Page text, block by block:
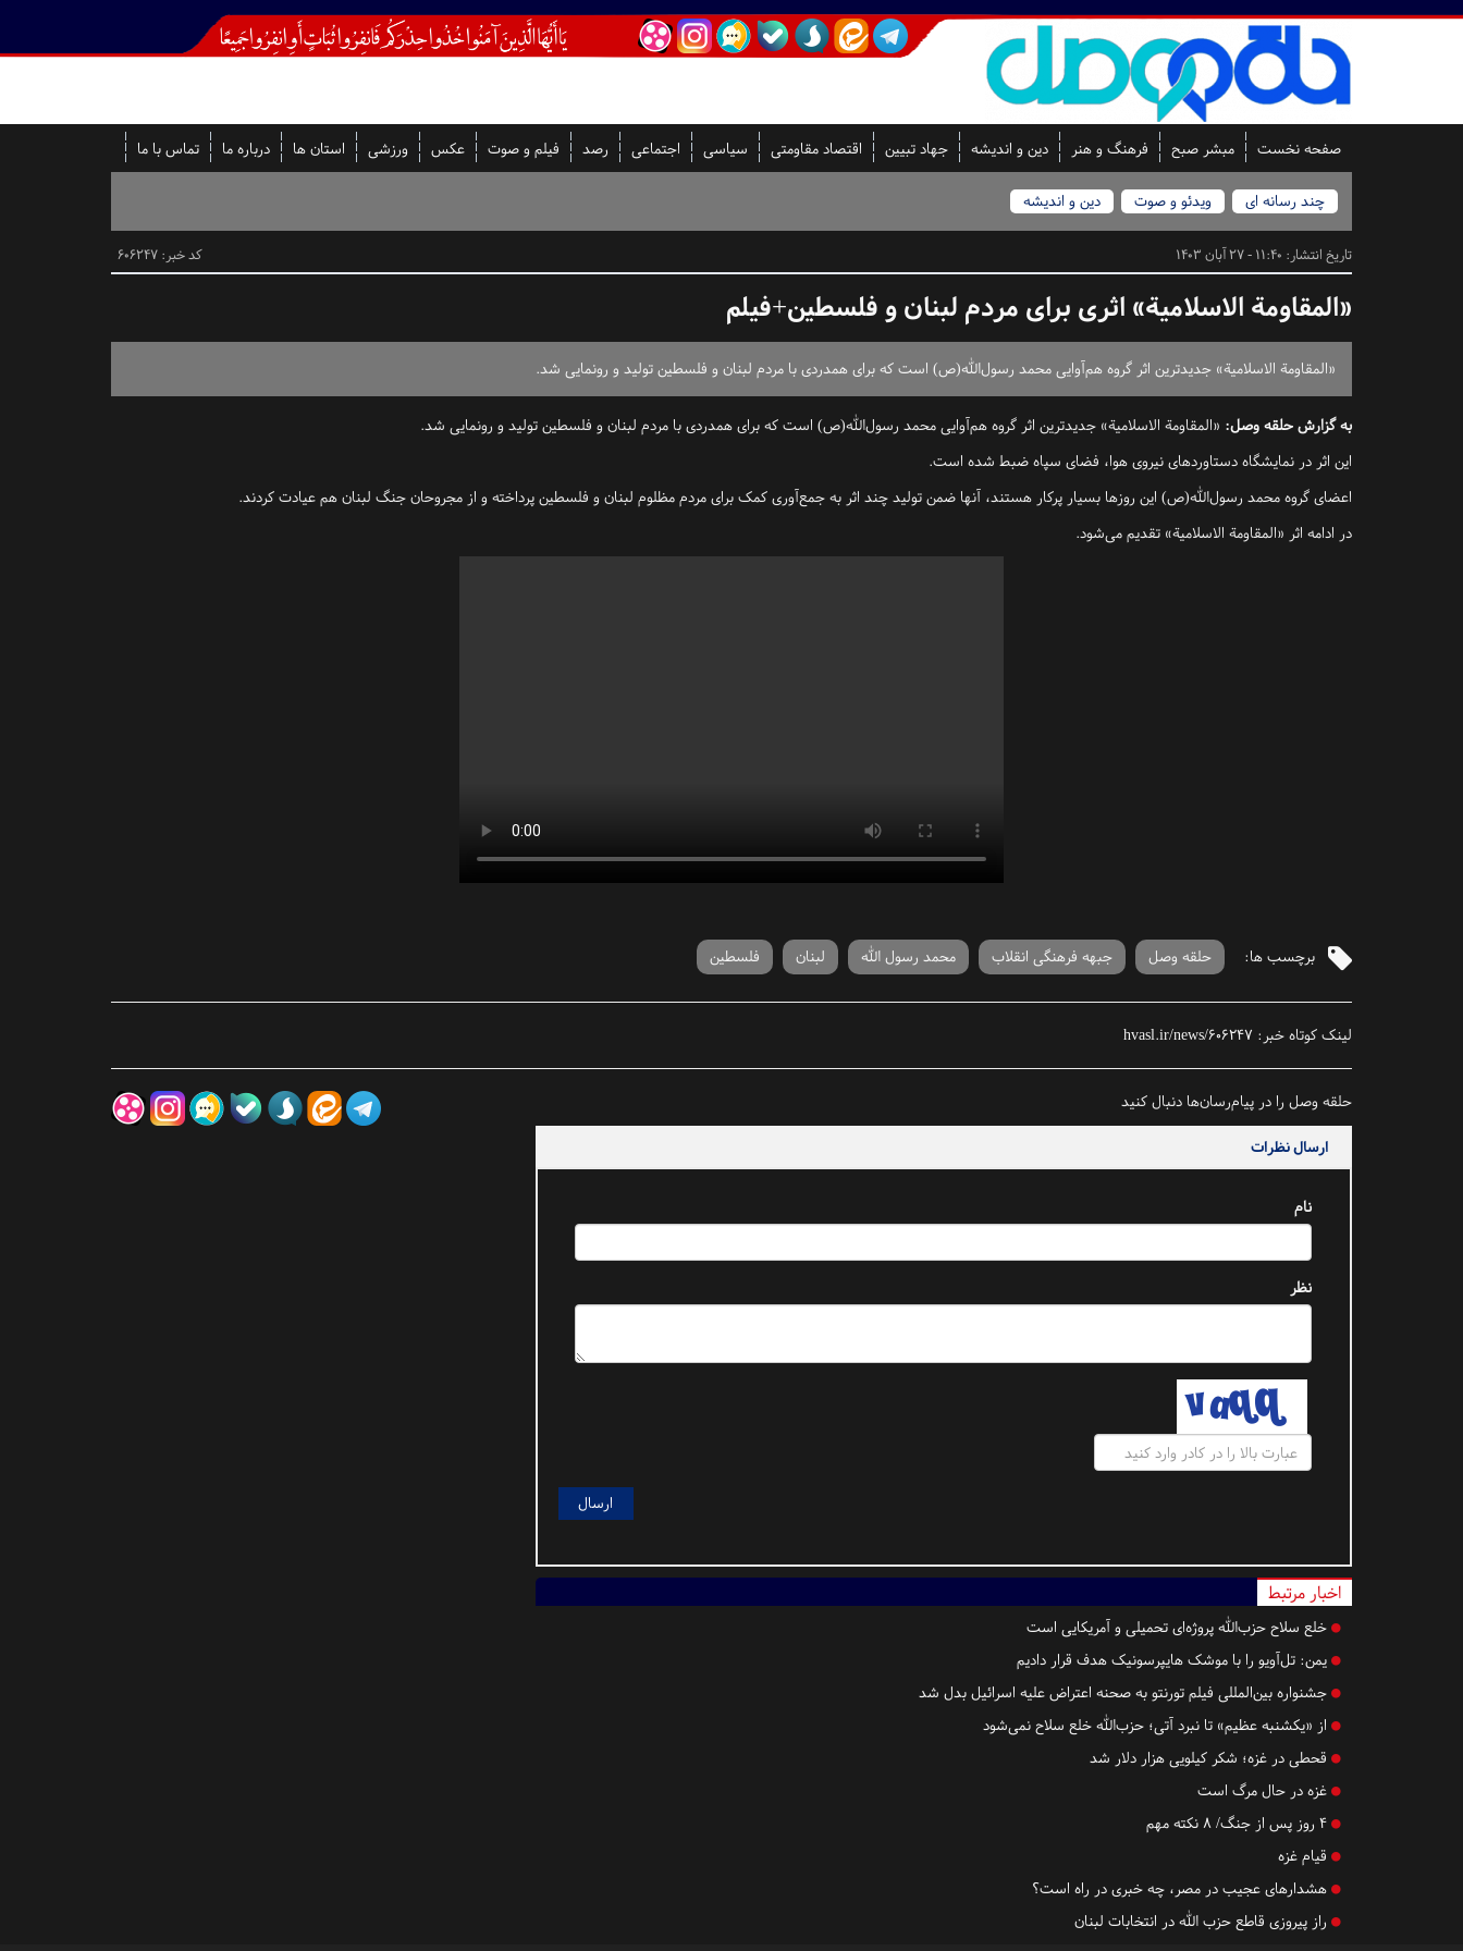
صفحه نخست مبشر صبح فرهنگ و هنر دین و اندیشه جهاد تبیین اقتصاد مقاومتی سیاسی اجتماعی رصد فیلم و صوت عکس ورزشی استان ها درباره ما تماس با ما
چند رسانه ای ویدئو و صوت دین و اندیشه
تاریخ انتشار: 11:40 - 27 آبان 1403 کد خبر: 606247
«المقاومة الاسلامیة» اثری برای مردم لبنان و فلسطین+فیلم
«المقاومة الاسلامیة» جدیدترین اثر گروه هم‌آوایی محمد رسول‌الله(ص) است که برای همدردی با مردم لبنان و فلسطین تولید و رونمایی شد.
به گزارش حلقه وصل: «المقاومة الاسلامیة» جدیدترین اثر گروه هم‌آوایی محمد رسول‌الله(ص) است که برای همدردی با مردم لبنان و فلسطین تولید و رونمایی شد.
این اثر در نمایشگاه دستاورد‌های نیروی هوا، فضای سپاه ضبط شده است.
اعضای گروه محمد رسول‌الله(ص) این روزها بسیار پرکار هستند، آنها ضمن تولید چند اثر به جمع‌آوری کمک برای مردم مظلوم لبنان و فلسطین پرداخته و از مجروحان جنگ لبنان هم عیادت کردند.
در ادامه اثر «المقاومة الاسلامیة» تقدیم می‌شود.
برچسب ها: حلقه وصل جبهه فرهنگی انقلاب محمد رسول الله لبنان فلسطین
لینک کوتاه خبر: hvasl.ir/news/606247
حلقه وصل را در پیام‌رسان‌ها دنبال کنید
ارسال نظرات
نام
نظر
اخبار مرتبط
خلع سلاح حزب‌الله پروژه‌ای تحمیلی و آمریکایی است
یمن: تل‌آویو را با موشک هایپرسونیک هدف قرار دادیم
جشنواره بین‌المللی فیلم تورنتو به صحنه اعتراض علیه اسرائیل بدل شد
از «یکشنبه عظیم» تا نبرد آتی؛ حزب‌الله خلع سلاح نمی‌شود
قحطی در غزه؛ شکر کیلویی هزار دلار شد
غزه در حال مرگ است
۴ روز پس از جنگ/ ۸ نکته مهم
قیام غزه
هشدارهای عجیب در مصر، چه خبری در راه است؟
راز پیروزی قاطع حزب الله در انتخابات لبنان